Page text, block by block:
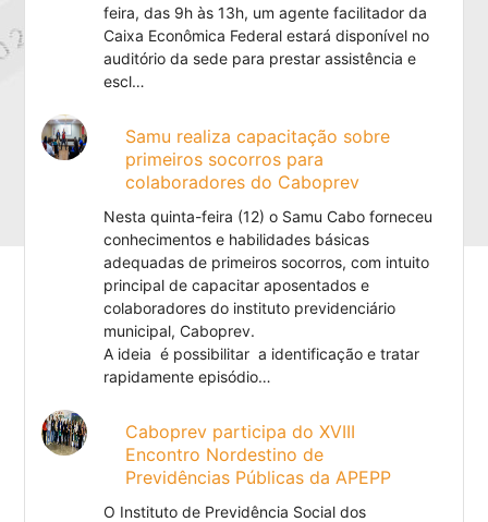
feira, das 9h às 13h, um agente facilitador da
Caixa Econômica Federal estará disponível no
auditório da sede para prestar assistência e
escl…
Samu realiza capacitação sobre
primeiros socorros para
colaboradores do Caboprev
Nesta quinta-feira (12) o Samu Cabo forneceu
conhecimentos e habilidades básicas
adequadas de primeiros socorros, com intuito
principal de capacitar aposentados e
colaboradores do instituto previdenciário
municipal, Caboprev.
A ideia é possibilitar a identificação e tratar
rapidamente episódio…
Caboprev participa do XVIII
Encontro Nordestino de
Previdências Públicas da APEPP
O Instituto de Previdência Social dos